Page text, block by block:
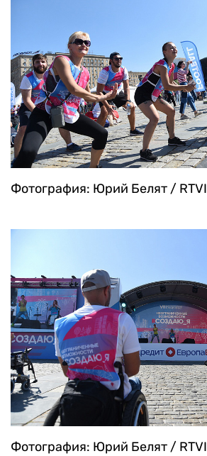
Фотография: Юрий Белят / RTVI
Фотография: Юрий Белят / RTVI